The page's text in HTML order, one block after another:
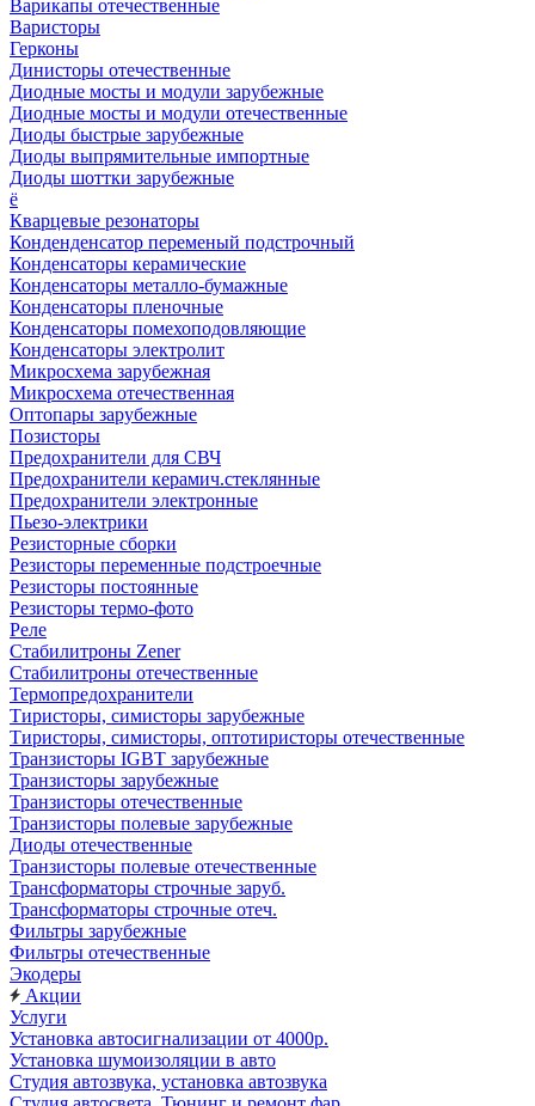
Варикапы отечественные
Варисторы
Герконы
Динисторы отечественные
Диодные мосты и модули зарубежные
Диодные мосты и модули отечественные
Диоды быстрые зарубежные
Диоды выпрямительные импортные
Диоды шоттки зарубежные
ё
Кварцевые резонаторы
Конденденсатор переменый подстрочный
Конденсаторы керамические
Конденсаторы металло-бумажные
Конденсаторы пленочные
Конденсаторы помехоподовляющие
Конденсаторы электролит
Микросхема зарубежная
Микросхема отечественная
Оптопары зарубежные
Позисторы
Предохранители для СВЧ
Предохранители керамич.стеклянные
Предохранители электронные
Пьезо-электрики
Резисторные сборки
Резисторы переменные подстроечные
Резисторы постоянные
Резисторы термо-фото
Реле
Стабилитроны Zener
Стабилитроны отечественные
Термопредохранители
Тиристоры, симисторы зарубежные
Тиристоры, симисторы, оптотиристоры отечественные
Транзисторы IGBT зарубежные
Транзисторы зарубежные
Транзисторы отечественные
Транзисторы полевые зарубежные
Диоды отечественные
Транзисторы полевые отечественные
Трансформаторы строчные заруб.
Трансформаторы строчные отеч.
Фильтры зарубежные
Фильтры отечественные
Экодеры
Акции
Услуги
Установка автосигнализации от 4000р.
Установка шумоизоляции в авто
Студия автозвука, установка автозвука